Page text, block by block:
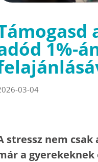
1%-
03-04
stressz nem
a gyerekeknek